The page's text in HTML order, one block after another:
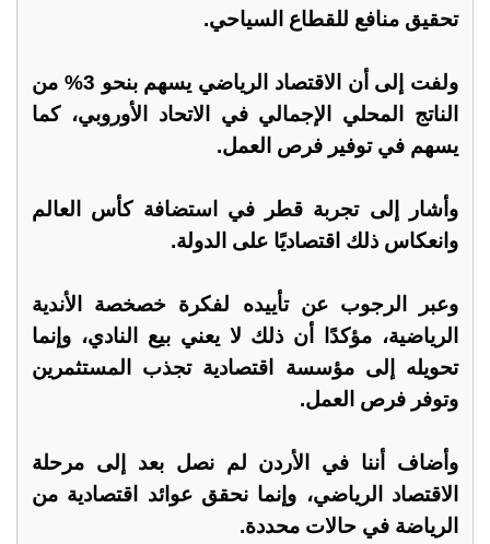
تحقيق منافع للقطاع السياحي.
ولفت إلى أن الاقتصاد الرياضي يسهم بنحو 3% من
الناتج المحلي الإجمالي في الاتحاد الأوروبي، كما
يسهم في توفير فرص العمل.
وأشار إلى تجربة قطر في استضافة كأس العالم
وانعكاس ذلك اقتصاديًا على الدولة.
وعبر الرجوب عن تأييده لفكرة خصخصة الأندية
الرياضية، مؤكدًا أن ذلك لا يعني بيع النادي، وإنما
تحويله إلى مؤسسة اقتصادية تجذب المستثمرين
وتوفر فرص العمل.
وأضاف أننا في الأردن لم نصل بعد إلى مرحلة
الاقتصاد الرياضي، وإنما نحقق عوائد اقتصادية من
الرياضة في حالات محددة.